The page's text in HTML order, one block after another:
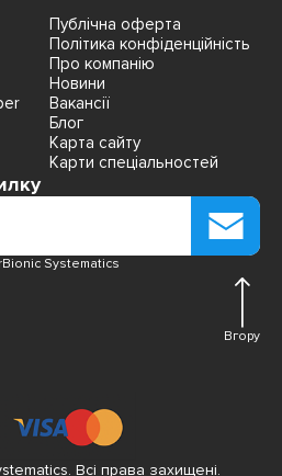
Публічна оферта
Політика конфіденційність
Про компанію
Новини
Вакансії
Блог
Карта сайту
Карти спеціальностей
Systematics
Вгору
Всі права захищені.